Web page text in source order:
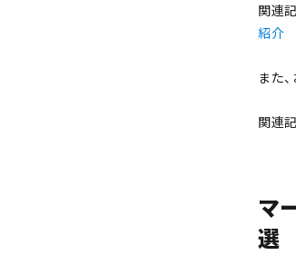
関連
紹介
また
関連
マ
選